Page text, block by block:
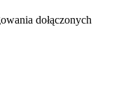
dołączonych